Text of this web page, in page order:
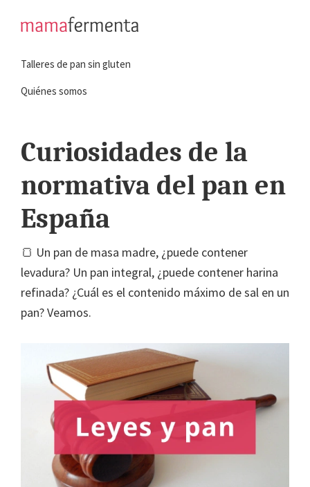
navegación
principal
principal
a
hacer
gluten
Talleres de pan sin gluten
Quiénes somos
Curiosidades de la
normativa del pan en
España
🍞 Un pan de masa madre, ¿puede contener
levadura? Un pan integral, ¿puede contener harina
refinada? ¿Cuál es el contenido máximo de sal en un
pan? Veamos.